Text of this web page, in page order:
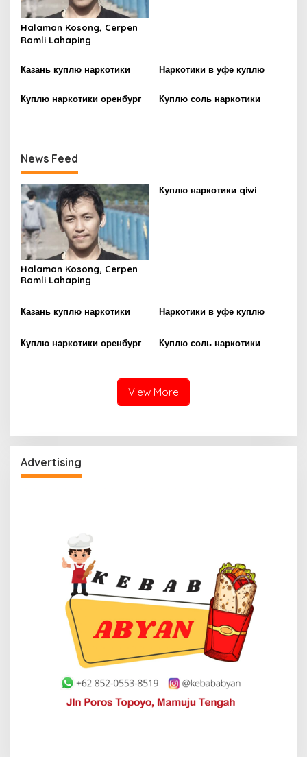
a
t
i
o
n
Halaman Kosong, Cerpen
Ramli Lahaping
Казань куплю наркотики Наркотики в уфе куплю
Куплю наркотики оренбург Куплю соль наркотики
News Feed
Halaman Kosong, Cerpen
Ramli Lahaping
Куплю наркотики qiwi
Казань куплю наркотики Наркотики в уфе куплю
Куплю наркотики оренбург Куплю соль наркотики
View More
Advertising